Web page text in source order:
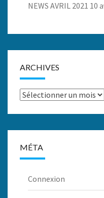
NEWS AVRIL 2021 10
ARCHIVES
Archives
MÉTA
Connexion